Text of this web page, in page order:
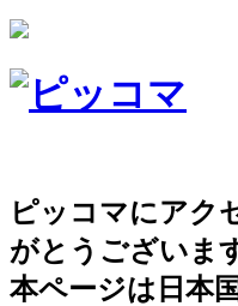
ピッコマにアク
がとうございま
本ページは日本